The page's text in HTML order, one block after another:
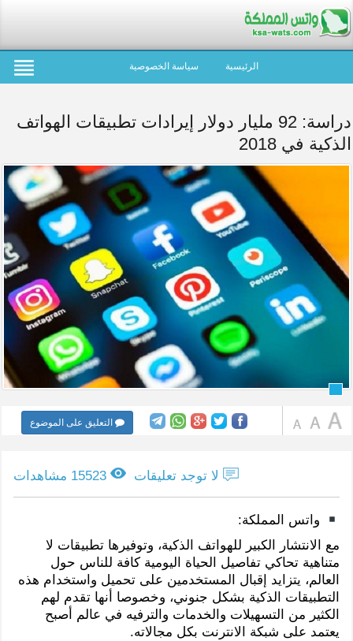
الرئيسية سياسة الخصوصية
دراسة: 92 مليار دولار إيرادات تطبيقات الهواتف
الذكية في 2018
التعليق على الموضوع
لا توجد تعليقات 15523 مشاهدات
واتس المملكة:
مع الانتشار الكبير للهواتف الذكية، وتوفيرها تطبيقات لا
متناهية تحاكي تفاصيل الحياة اليومية كافة للناس حول
العالم، يتزايد إقبال المستخدمين على تحميل واستخدام هذه
التطبيقات الذكية بشكل جنوني، وخصوصا أنها تقدم لهم
الكثير من التسهيلات والخدمات والترفيه في عالم أصبح
يعتمد على شبكة الانترنت بكل مجالاته.